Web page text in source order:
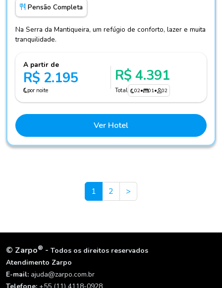
Pensão Completa
Na Serra da Mantiqueira, um refúgio de conforto, lazer e muita
tranquilidade.
A partir de
R$ 2.195
por noite
R$ 4.391
Total 02• 01• 02
Ver Hotel
1 2 >
© Zarpo® - Todos os direitos reservados
Atendimento Zarpo
E-mail: ajuda@zarpo.com.br